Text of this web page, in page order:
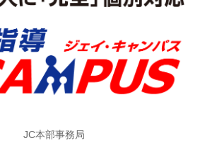
JC本部事務局